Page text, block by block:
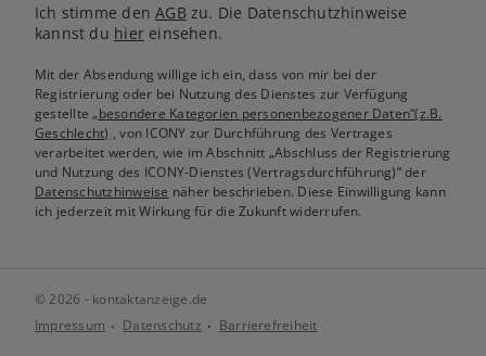
Ich stimme denAGB zu. Die Datenschutzhinweise
kannst du hiereinsehen.
Mit der Absendung willige ich ein, dass von mir bei der
Registrierung oder bei Nutzung des Dienstes zur Verfügung
gestellte„besondere Kategorien personenbezogener Daten“(z.B.
Geschlecht) , von ICONY zur Durchführung des Vertrages
verarbeitet werden, wie im Abschnitt „Abschluss der Registrierung
und Nutzung des ICONY-Dienstes (Vertragsdurchführung)“ der
Datenschutzhinweise näher beschrieben. Diese Einwilligung kann
ich jederzeit mit Wirkung für die Zukunft widerrufen.
© 2026 - kontaktanzeige.de
Impressum
Datenschutz Barrierefreiheit